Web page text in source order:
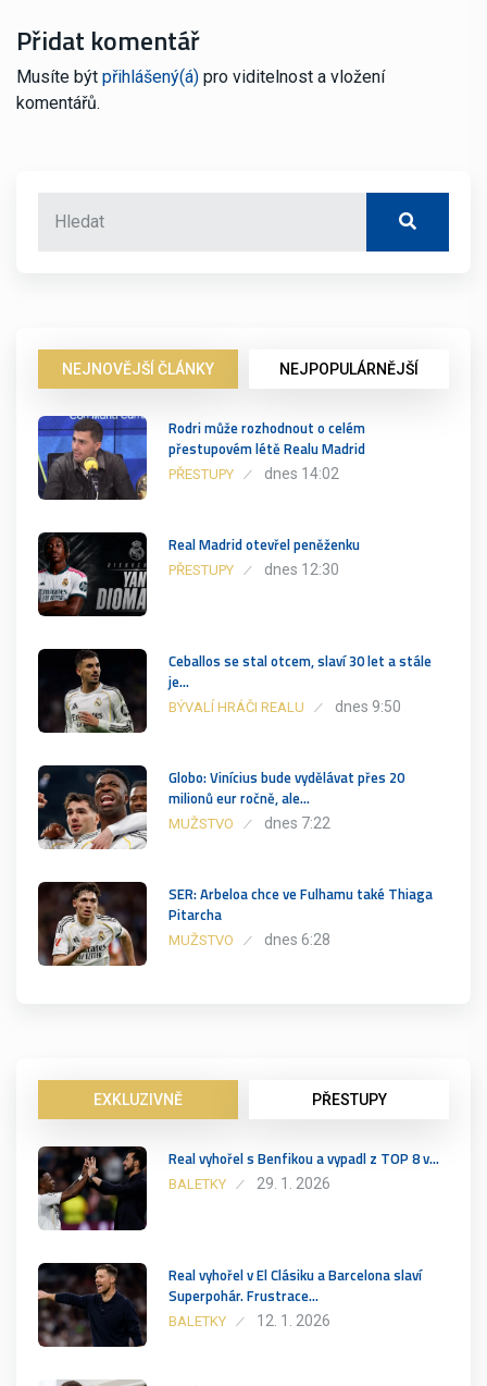
Přidat komentář
Musíte být přihlášený(á) pro viditelnost a vložení
komentářů.
NEJNOVĚJŠÍ ČLÁNKY NEJPOPULÁRNĚJŠÍ
Rodri může rozhodnout o celém
přestupovém létě Realu Madrid
PŘESTUPY dnes 14:02
Real Madrid otevřel peněženku
PŘESTUPY dnes 12:30
Ceballos se stal otcem, slaví 30 let a stále
je…
BÝVALÍ HRÁČI REALU dnes 9:50
Globo: Vinícius bude vydělávat přes 20
milionů eur ročně, ale…
MUŽSTVO dnes 7:22
SER: Arbeloa chce ve Fulhamu také Thiaga
Pitarcha
MUŽSTVO dnes 6:28
EXKLUZIVNĚ PŘESTUPY
Real vyhořel s Benfikou a vypadl z TOP 8 v…
BALETKY 29. 1. 2026
Real vyhořel v El Clásiku a Barcelona slaví
Superpohár. Frustrace…
BALETKY 12. 1. 2026